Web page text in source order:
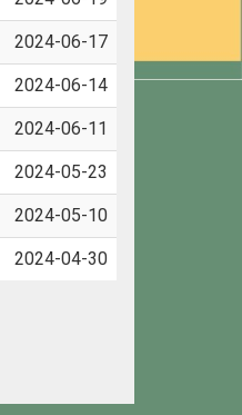
2024-06-17
2024-06-14
2024-06-11
2024-05-23
2024-05-10
2024-04-30